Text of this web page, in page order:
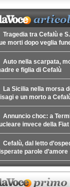
Tragedia tra Cefalù e
morti dopo veglia
Auto nella scarpata,
e figlia di Cefalù
La Sicilia nella morsa
e un morto a
Annuncio choc: a
invece della Fiat
Cefalù, dal letto
parole d’amore